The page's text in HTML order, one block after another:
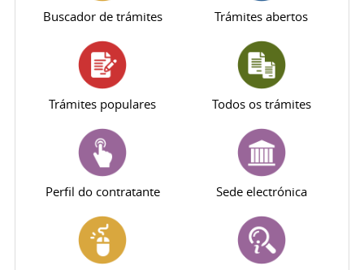
Buscador de trámites Trámites abertos
Trámites populares Todos os trámites
Perfil do contratante Sede electrónica